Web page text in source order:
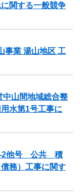
関する一般競争
事業 湯山地区 工
中山間地域総合整
水第1号工事に
2他号 公共 積
務）工事に関す